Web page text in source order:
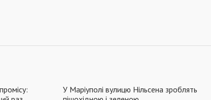
У Маріуполі вулицю Нільсена зроблять